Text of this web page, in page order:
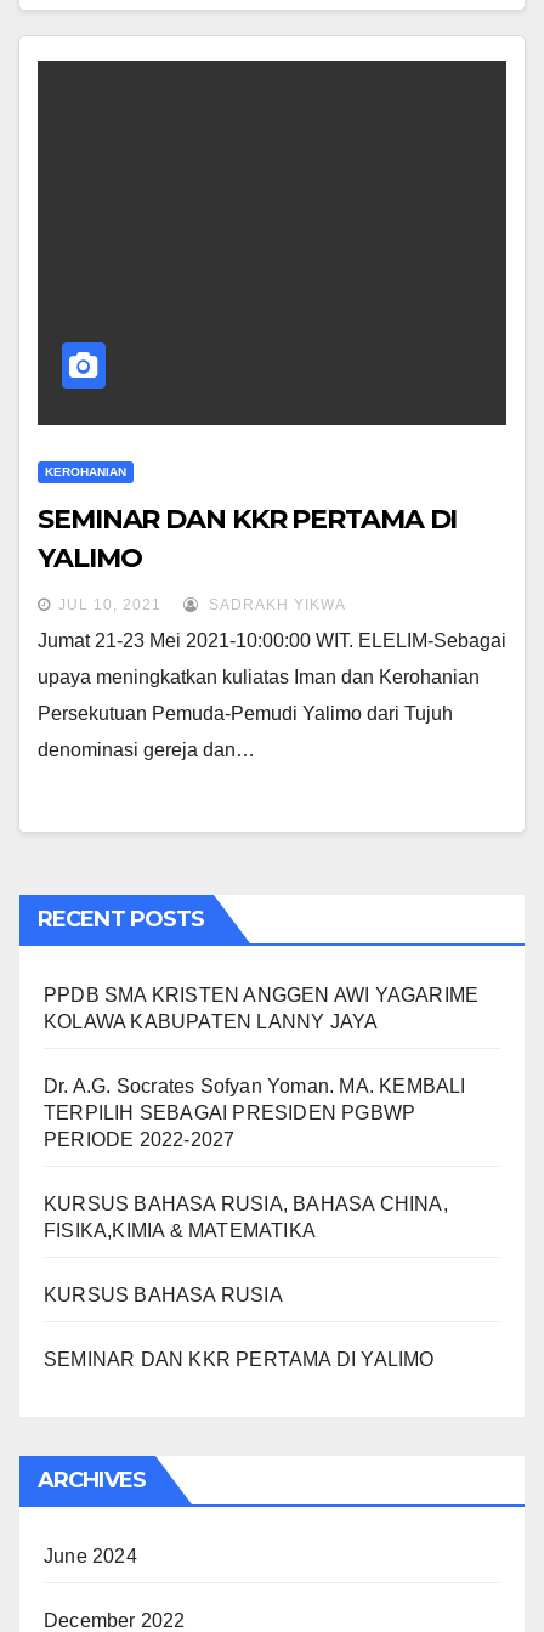
KEROHANIAN
SEMINAR DAN KKR PERTAMA DI
YALIMO
JUL 10, 2021 SADRAKH YIKWA
Jumat 21-23 Mei 2021-10:00:00 WIT. ELELIM-Sebagai
upaya meningkatkan kuliatas Iman dan Kerohanian
Persekutuan Pemuda-Pemudi Yalimo dari Tujuh
denominasi gereja dan…
RECENT POSTS
PPDB SMA KRISTEN ANGGEN AWI YAGARIME
KOLAWA KABUPATEN LANNY JAYA
Dr. A.G. Socrates Sofyan Yoman. MA. KEMBALI
TERPILIH SEBAGAI PRESIDEN PGBWP
PERIODE 2022-2027
KURSUS BAHASA RUSIA, BAHASA CHINA,
FISIKA,KIMIA & MATEMATIKA
KURSUS BAHASA RUSIA
SEMINAR DAN KKR PERTAMA DI YALIMO
ARCHIVES
June 2024
December 2022